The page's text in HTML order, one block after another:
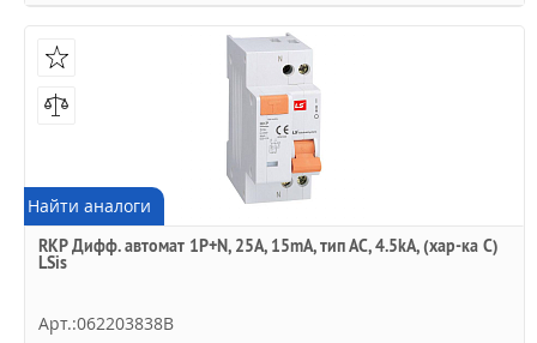
Найти аналоги
RKP Дифф. автомат 1P+N, 25A, 15mA, тип АC, 4.5kA, (хар-ка C)
LSis
Арт.:062203838B